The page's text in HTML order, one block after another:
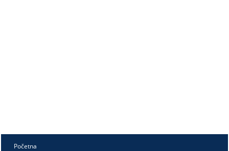
Početna